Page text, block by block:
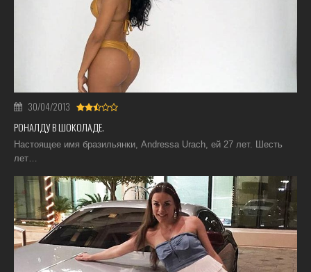
30/04/2013
РОНАЛДУ В ШОКОЛАДЕ.
Настоящее имя бразильянки, Andressa Urach, ей 27 лет. Шесть
лет…